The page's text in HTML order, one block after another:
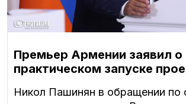
Премьер Армении заявил о
практическом запуске
Никол Пашинян в обращении по